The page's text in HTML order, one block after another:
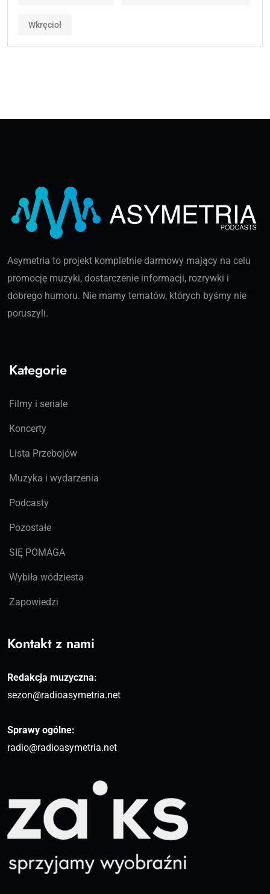
Wkręcioł
Asymetria to projekt kompletnie darmowy mający na celu
promocję muzyki, dostarczenie informacji, rozrywki i
dobrego humoru. Nie mamy tematów, których byśmy nie
poruszyli.
Kategorie
Filmy i seriale
Koncerty
Lista Przebojów
Muzyka i wydarzenia
Podcasty
Pozostałe
SIĘ POMAGA
Wybiła wódziesta
Zapowiedzi
Kontakt z nami
Redakcja muzyczna:
sezon@radioasymetria.net
Sprawy ogólne:
radio@radioasymetria.net